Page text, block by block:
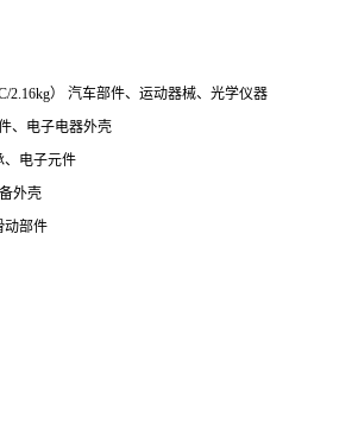
2.16kg） 汽车部件、运动器械、光学仪器
、电子电器外壳
、电子元件
外壳
动部件